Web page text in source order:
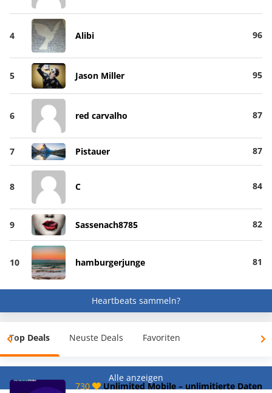
4 Alibi 96
5 Jason Miller 95
6 red carvalho 87
7 Pistauer 87
8 C 84
9 Sassenach8785 82
10 hamburgerjunge 81
Heartbeats sammeln?
Top Deals Neuste Deals Favoriten
Alle anzeigen
730
Unlimited Mobile – unlimitierte Daten